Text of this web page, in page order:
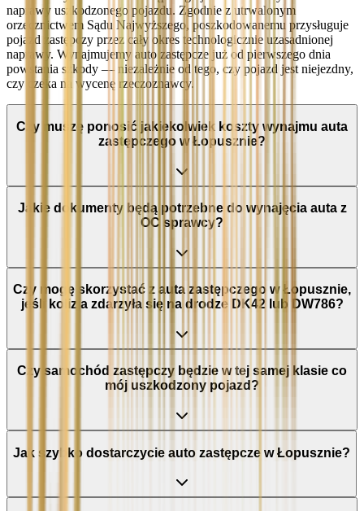
naprawy uszkodzonego pojazdu. Zgodnie z utrwalonym
orzecznictwem Sądu Najwyższego, poszkodowanemu przysługuje
pojazd zastępczy przez cały okres technologicznie uzasadnionej
naprawy. Wynajmujemy auto zastępcze już od pierwszego dnia
powstania szkody — niezależnie od tego, czy pojazd jest niejezdny,
czy czeka na wycenę rzeczoznawcy.
Czy muszę ponosić jakiekolwiek koszty wynajmu auta
zastępczego w Łopusznie?
Jakie dokumenty będą potrzebne do wynajęcia auta z
OC sprawcy?
Czy mogę skorzystać z auta zastępczego w Łopusznie,
jeśli kolizja zdarzyła się na drodze DK42 lub DW786?
Czy samochód zastępczy będzie w tej samej klasie co
mój uszkodzony pojazd?
Jak szybko dostarczycie auto zastępcze w Łopusznie?